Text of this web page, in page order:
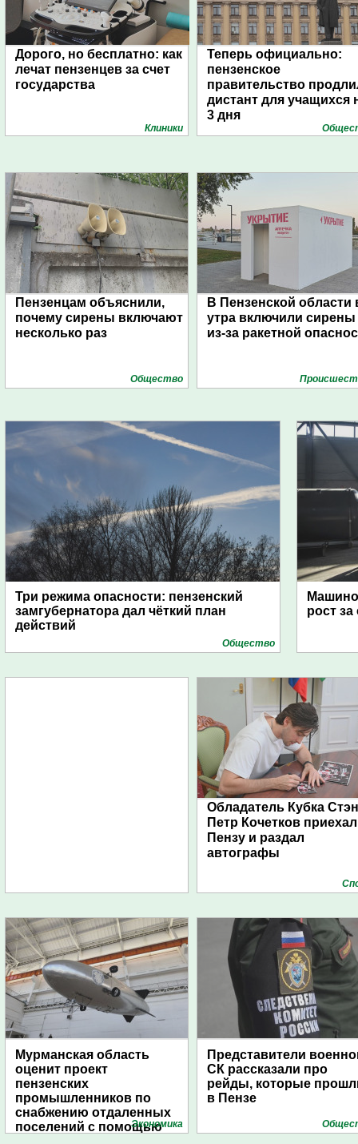
Дорого, но бесплатно: как
лечат пензенцев за счет
государства
Клиники
Теперь официально:
пензенское
правительство
дистант для учащихся
3 дня
Пензенцам объяснили,
почему сирены включают
несколько раз
Общество
В Пензенской области
утра включили сирены
из-за ракетной
Три режима опасности: пензенский
замгубернатора дал чёткий план
действий
Общество
рост за
Обладатель Кубка
Петр Кочетков
Пензу и раздал
автографы
Мурманская область
оценит проект
пензенских
промышленников по
снабжению отдаленных
поселений с помощью
Экономика
Представители
СК рассказали про
рейды, которые
в Пензе